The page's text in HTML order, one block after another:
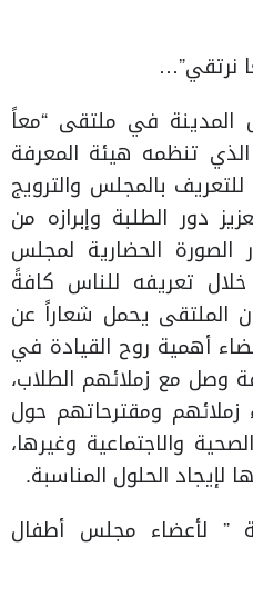
نرتقي”…
في ملتقى “معاً
الذي تنظمه هيئة المعرفة
بالمجلس والترويج
دور الطلبة وإبرازه من
الحضارية لمجلس
تعريفه للناس كافةً
الملتقى يحمل شعاراً عن
أهمية روح القيادة في
وصل مع زملائهم الطلاب،
زملائهم ومقترحاتهم حول
والاجتماعية وغيرها،
الحلول المناسبة.
” لأعضاء مجلس أطفال